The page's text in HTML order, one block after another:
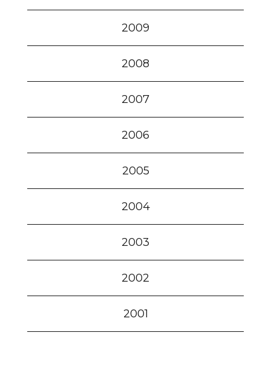
2009
2008
2007
2006
2005
2004
2003
2002
2001